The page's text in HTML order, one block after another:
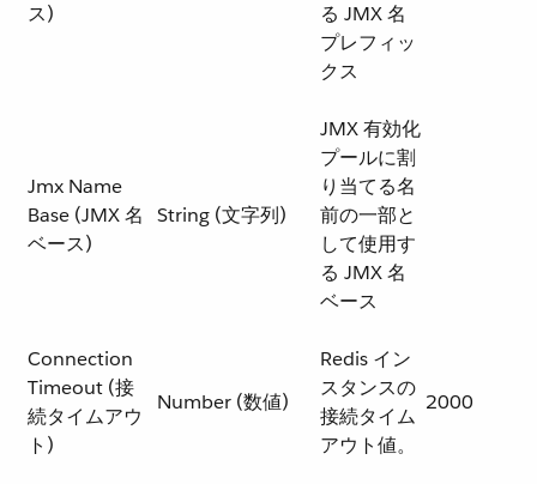
ス)
る JMX 名
プレフィッ
クス
Jmx Name
Base (JMX 名
ベース)
String (文字列)
JMX 有効化
プールに割
り当てる名
前の一部と
して使用す
る JMX 名
ベース
Connection
Timeout (接
続タイムアウ
ト)
Number (数値)
Redis イン
スタンスの
接続タイム
アウト値。
2000